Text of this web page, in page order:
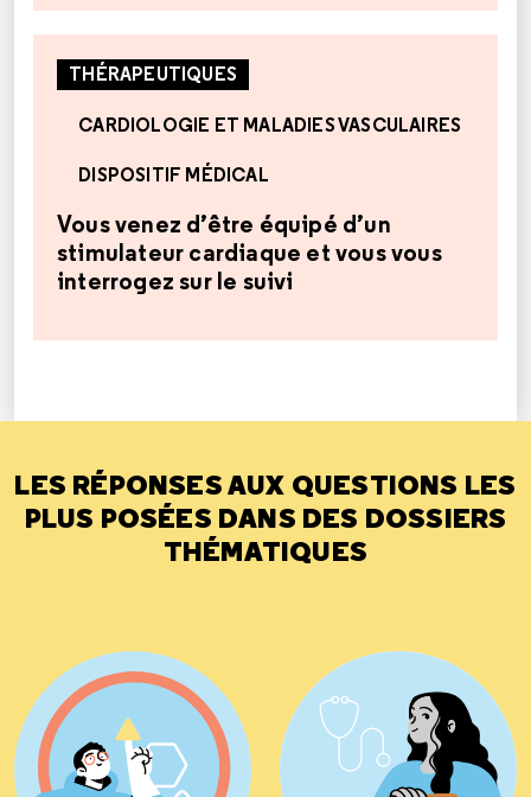
THÉRAPEUTIQUES
CARDIOLOGIE ET MALADIES VASCULAIRES
DISPOSITIF MÉDICAL
Vous venez d’être équipé d’un
stimulateur cardiaque et vous vous
interrogez sur le suivi
LES RÉPONSES AUX QUESTIONS LES
PLUS POSÉES DANS DES DOSSIERS
THÉMATIQUES